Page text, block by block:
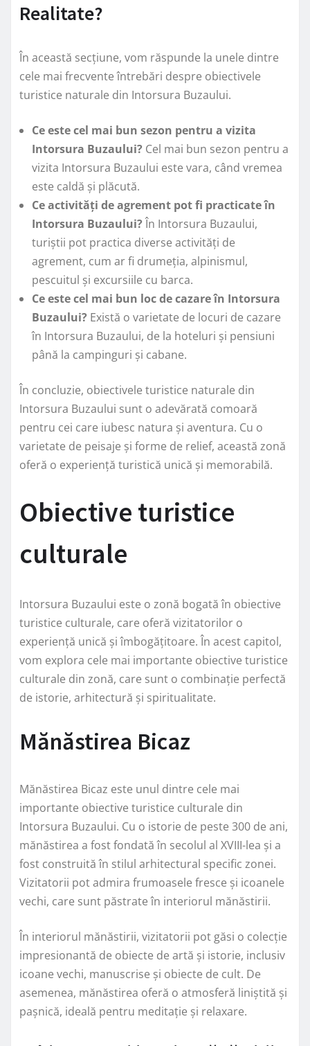
Realitate?
În această secțiune, vom răspunde la unele dintre
cele mai frecvente întrebări despre obiectivele
turistice naturale din Intorsura Buzaului.
Ce este cel mai bun sezon pentru a vizita
Intorsura Buzaului? Cel mai bun sezon pentru a
vizita Intorsura Buzaului este vara, când vremea
este caldă și plăcută.
Ce activități de agrement pot fi practicate în
Intorsura Buzaului?În Intorsura Buzaului,
turiștii pot practica diverse activități de
agrement, cum ar fi drumeția, alpinismul,
pescuitul și excursiile cu barca.
Ce este cel mai bun loc de cazare în Intorsura
Buzaului? Există o varietate de locuri de cazare
în Intorsura Buzaului, de la hoteluri și pensiuni
până la campinguri și cabane.
În concluzie, obiectivele turistice naturale din
Intorsura Buzaului sunt o adevărată comoară
pentru cei care iubesc natura și aventura. Cu o
varietate de peisaje și forme de relief, această zonă
oferă o experiență turistică unică și memorabilă.
Obiective turistice
culturale
Intorsura Buzaului este o zonă bogată în obiective
turistice culturale, care oferă vizitatorilor o
experiență unică și îmbogățitoare. În acest capitol,
vom explora cele mai importante obiective turistice
culturale din zonă, care sunt o combinație perfectă
de istorie, arhitectură și spiritualitate.
Mănăstirea Bicaz
Mănăstirea Bicaz este unul dintre cele mai
importante obiective turistice culturale din
Intorsura Buzaului. Cu o istorie de peste 300 de ani,
mănăstirea a fost fondată în secolul al XVIII-lea și a
fost construită în stilul arhitectural specific zonei.
Vizitatorii pot admira frumoasele fresce și icoanele
vechi, care sunt păstrate în interiorul mănăstirii.
În interiorul mănăstirii, vizitatorii pot găsi o colecție
impresionantă de obiecte de artă și istorie, inclusiv
icoane vechi, manuscrise și obiecte de cult. De
asemenea, mănăstirea oferă o atmosferă liniștită și
pașnică, ideală pentru meditație și relaxare.